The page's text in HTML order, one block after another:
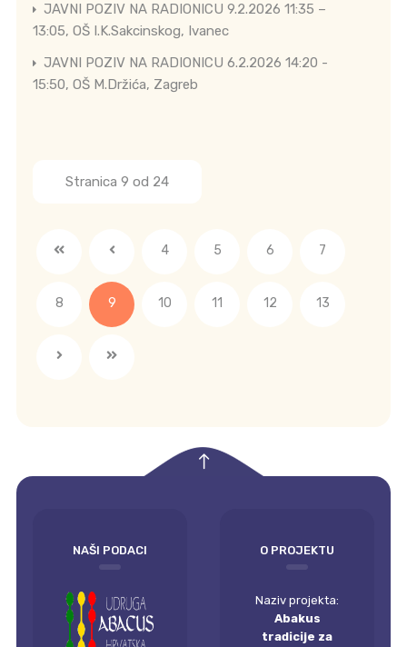
JAVNI POZIV NA RADIONICU 9.2.2026 11:35 –
13:05, OŠ I.K.Sakcinskog, Ivanec
JAVNI POZIV NA RADIONICU 6.2.2026 14:20 -
15:50, OŠ M.Držića, Zagreb
Stranica 9 od 24
4 5 6 7
8 9 10 11 12 13
NAŠI PODACI O PROJEKTU
Naziv projekta:
Abakus
tradicije za